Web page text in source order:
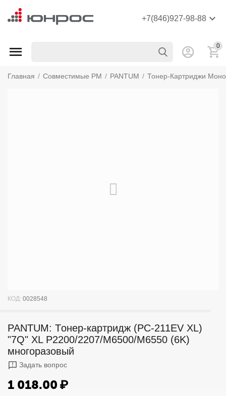
+7(846)927-98-88
0
Главная / Совместимые РМ / PANTUM / Тонер-Картриджи
КОД: 0028548
PANTUM: Tонер-картридж (PC-211EV XL)
"7Q" XL P2200/2207/M6500/M6550 (6K)
многоразовый
Задать вопрос
1 018.00 ₽